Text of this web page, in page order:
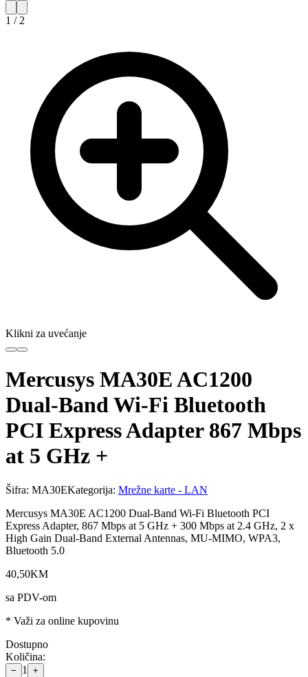
1 / 2
Klikni za uvećanje
Mercusys MA30E AC1200
Dual-Band Wi-Fi Bluetooth
PCI Express Adapter 867 Mbps
at 5 GHz +
Šifra: MA30EKategorija: Mrežne karte - LAN
Mercusys MA30E AC1200 Dual-Band Wi-Fi Bluetooth PCI
Express Adapter, 867 Mbps at 5 GHz + 300 Mbps at 2.4 GHz, 2 x
High Gain Dual-Band External Antennas, MU-MIMO, WPA3,
Bluetooth 5.0
40,50KM
sa PDV-om
* Važi za online kupovinu
Dostupno
Količina:
− 1 +